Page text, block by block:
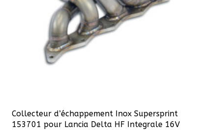
Collecteur d’échappement Inox Supersprint
153701 pour Lancia Delta HF Integrale 16V